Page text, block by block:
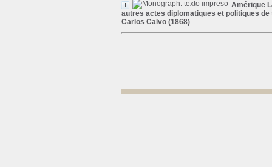
Amérique
autres actes diplomatiques et politiques
Carlos Calvo (1868)